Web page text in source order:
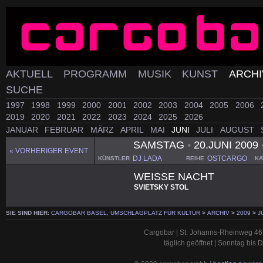
AKTUELL PROGRAMM MUSIK KUNST
SUCHE
1997 1998 1999 2000 2001 2002 2003 2004 2005 2006
2019
2020 2021 2022 2023 2024 2025
2026
JANUAR
FEBRUAR MÄRZ APRIL MAI JUNI JULI AUGUST
« VORHERIGER EVENT
SAMSTAG •20.JUNI 2009
KÜNSTLER DJ LADA REIHE OSTCARGO
WEISSE NACHT
SVIETSKY STOL
SIE SIND HIER: CARGOBAR BASEL, UMSCHLAGPLATZ FÜR KULTUR > ARCHIV > 2009 >
Cargobar | St. Johanns-Rheinweg
täglich geöffnet | Sonntag bis